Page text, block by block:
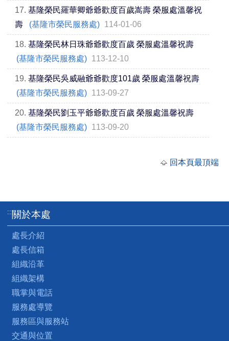
17. 基隆榮民羅華卿爺爺歡度百歲嵩壽 榮服處溫馨祝
壽
(基隆市榮民服務處) 114-01-06
18. 基隆榮民林日珠爺爺歡度百歲 榮服處溫馨祝壽
(基隆市榮民服務處) 113-12-10
19. 基隆榮民吳威融爺爺歡度101歲 榮服處溫馨祝壽
(基隆市榮民服務處) 113-09-27
20. 基隆榮民劉玉平爺爺歡度百歲 榮服處溫馨祝壽
(基隆市榮民服務處) 113-09-20
回本頁最頂端
:::關於本處
處長介紹
處長信箱
組織沿革
組織架構
職掌與電話
服務處導覽
服務區與服務站
交通與位置